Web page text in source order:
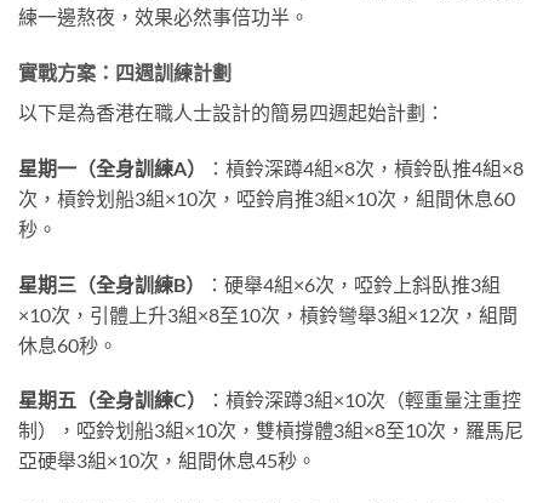
練一邊熬夜，效果必然事倍功半。
實戰方案：四週訓練計劃
以下是為香港在職人士設計的簡易四週起始計劃：
星期一（全身訓練A）
：槓鈴深蹲4組×8次，槓鈴臥推4組×8
次，槓鈴划船3組×10次，啞鈴肩推3組×10次，組間休息60
秒。
星期三（全身訓練B）
：硬舉4組×6次，啞鈴上斜臥推3組
×10次，引體上升3組×8至10次，槓鈴彎舉3組×12次，組間
休息60秒。
星期五（全身訓練C）
：槓鈴深蹲3組×10次（輕重量注重控
制），啞鈴划船3組×10次，雙槓撐體3組×8至10次，羅馬尼
亞硬舉3組×10次，組間休息45秒。